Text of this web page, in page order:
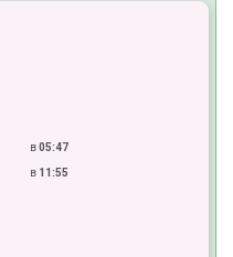
в05:47
в 11:55